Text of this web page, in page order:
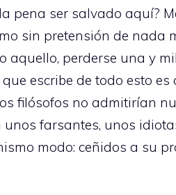
pena ser salvado aquí?
sin pretensión de nada
perderse una y
escribe de todo esto es
filósofos no admitirían
unos farsantes, unos
modo: ceñidos a su